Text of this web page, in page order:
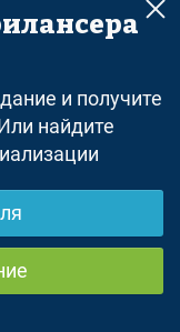
бесплатная
клиенту,
— отдельная
генерация
релизов,
осознанно — в
сырое нельзя,
закроет 2–3
+ ТЗ
и получите
найдите